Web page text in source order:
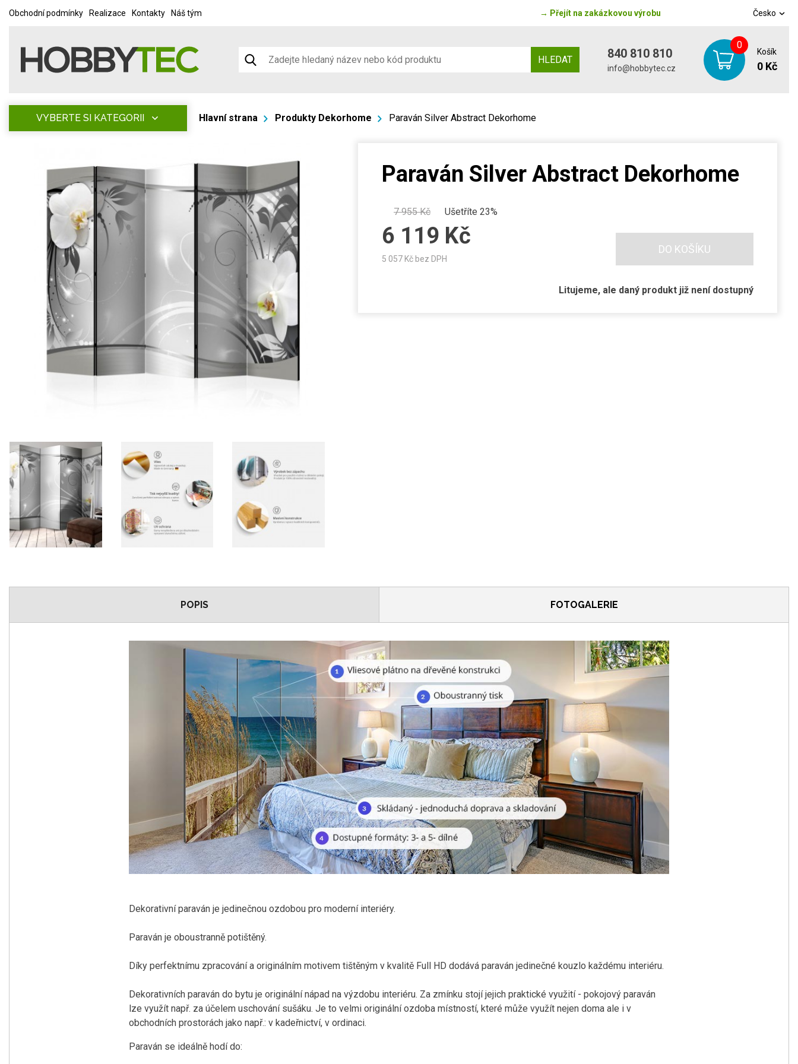
Obchodní podmínky Realizace Kontakty Náš tým → Přejít na zakázkovou výrobu Česko
HLEDAT 840 810 810
info@hobbytec.cz
0
Košík
0 Kč
VYBERTE SI KATEGORII Hlavní strana Produkty Dekorhome Paraván Silver Abstract Dekorhome
Paraván Silver Abstract Dekorhome
7 955Kč Ušetříte 23%
6 119 Kč
5 057 Kč bez DPH
DO KOŠÍKU
Litujeme, ale daný produkt již není dostupný
POPIS FOTOGALERIE
Dekorativní paraván je jedinečnou ozdobou pro moderní interiéry.
Paraván je oboustranně potištěný.
Díky perfektnímu zpracování a originálním motivem tištěným v kvalitě Full HD dodává paraván jedinečné kouzlo každému interiéru.
Dekorativních paraván do bytu je originální nápad na výzdobu interiéru. Za zmínku stojí jejich praktické využití - pokojový paraván
lze využít např. za účelem uschování sušáku. Je to velmi originální ozdoba místností, které může využít nejen doma ale i v
obchodních prostorách jako např.: v kadeřnictví, v ordinaci.
Paraván se ideálně hodí do: